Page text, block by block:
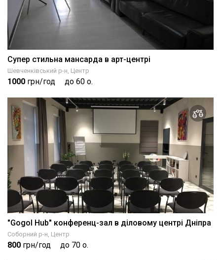
Супер стильна мансарда в арт-центрі
Шевченківський р-н, Центр
1000 грн/год до 60 о.
"Gogol Hub" конференц-зал в діловому центрі Дніпра
Соборний р-н, Центр
800 грн/год до 70 о.